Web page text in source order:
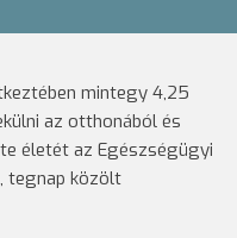
mintegy 4,25
az otthonából és
életét az Egészségügyi
tegnap közölt